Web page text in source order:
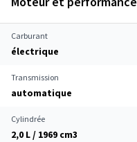
Carburant
électrique
Transmission
automatique
Cylindrée
2,0 L / 1969 cm3